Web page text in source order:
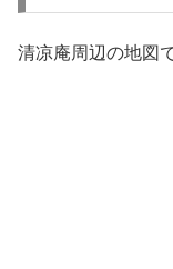
清凉庵周辺の地図